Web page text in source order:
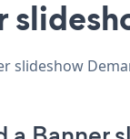
slideshow